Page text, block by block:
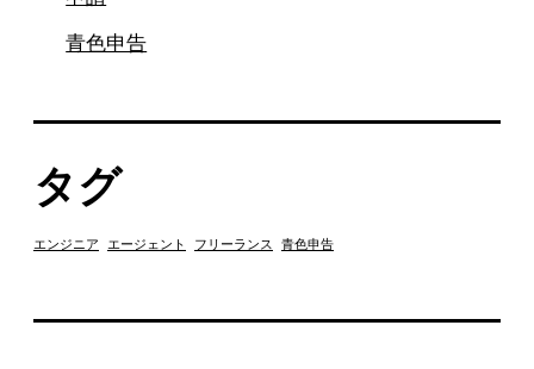
青色申告
タグ
エンジニア エージェント フリーランス 青色申告